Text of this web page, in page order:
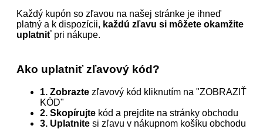
Každý kupón so zľavou na našej stránke je ihneď
platný a k dispozícii, každú zľavu si môžete okamžite
uplatniť pri nákupe.
Ako uplatniť zľavový kód?
1. Zobrazte zľavový kód kliknutím na "ZOBRAZIŤ
KÓD"
2. Skopírujte kód a prejdite na stránky obchodu
3. Uplatnite si zľavu v nákupnom košíku obchodu